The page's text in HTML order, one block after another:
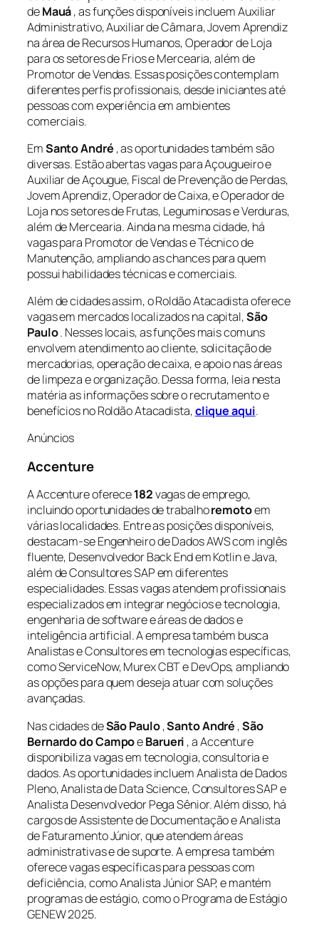
deMauá, as funções disponíveis incluem Auxiliar
Administrativo, Auxiliar de Câmara, Jovem Aprendiz
na área de Recursos Humanos, Operador de Loja
para os setores de Frios e Mercearia, além de
Promotor de Vendas. Essas posições contemplam
diferentes perfis profissionais, desde iniciantes até
pessoas com experiência em ambientes
comerciais.
EmSanto André , as oportunidades também são
diversas. Estão abertas vagas para Açougueiro e
Auxiliar de Açougue, Fiscal de Prevenção de Perdas,
Jovem Aprendiz, Operador de Caixa, e Operador de
Loja nos setores de Frutas, Leguminosas e Verduras,
além de Mercearia. Ainda na mesma cidade, há
vagas para Promotor de Vendas e Técnico de
Manutenção, ampliando as chances para quem
possui habilidades técnicas e comerciais.
Além de cidades assim, o Roldão Atacadista oferece
vagas em mercados localizados na capital,São
Paulo. Nesses locais, as funções mais comuns
envolvem atendimento ao cliente, solicitação de
mercadorias, operação de caixa, e apoio nas áreas
de limpeza e organização. Dessa forma, leia nesta
matéria as informações sobre o recrutamento e
benefícios no Roldão Atacadista,clique aqui.
Anúncios
Accenture
A Accenture oferece182vagas de emprego,
incluindo oportunidades de trabalhoremotoem
várias localidades. Entre as posições disponíveis,
destacam-se Engenheiro de Dados AWS com inglês
fluente, Desenvolvedor Back End em Kotlin e Java,
além de Consultores SAP em diferentes
especialidades. Essas vagas atendem profissionais
especializados em integrar negócios e tecnologia,
engenharia de software e áreas de dados e
inteligência artificial. A empresa também busca
Analistas e Consultores em tecnologias específicas,
como ServiceNow, Murex CBT e DevOps, ampliando
as opções para quem deseja atuar com soluções
avançadas.
Nas cidades deSão Paulo,Santo André ,São
Bernardo do CampoeBarueri , a Accenture
disponibiliza vagas em tecnologia, consultoria e
dados. As oportunidades incluem Analista de Dados
Pleno, Analista de Data Science, Consultores SAP e
Analista Desenvolvedor Pega Sênior. Além disso, há
cargos de Assistente de Documentação e Analista
de Faturamento Júnior, que atendem áreas
administrativas e de suporte. A empresa também
oferece vagas específicas para pessoas com
deficiência, como Analista Júnior SAP, e mantém
programas de estágio, como o Programa de Estágio
GENEW 2025.